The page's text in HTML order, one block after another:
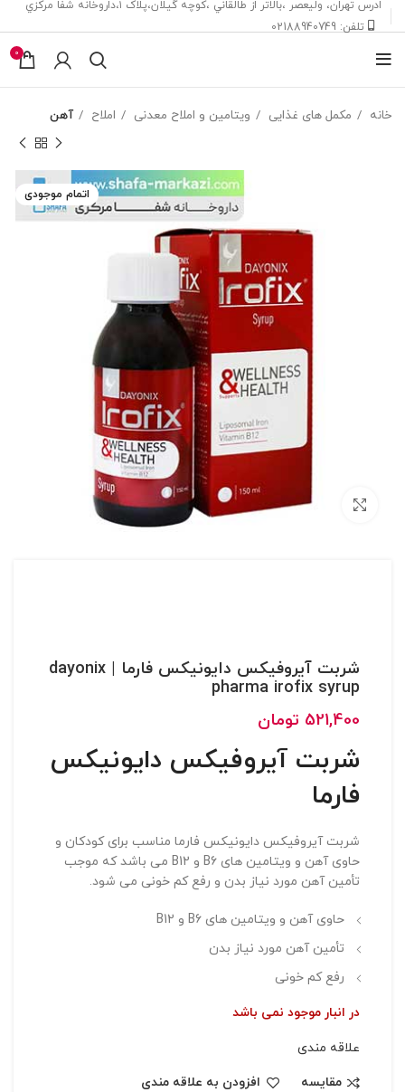
ادرس تهران، ‎وليعصر ،بالاتر از طالقاني ،كوچه گيلان،پلاک ۱،داروخانه شفا مركزي
تلفن: 02188940749
0
خانه مکمل های غذایی ویتامین و املاح معدنی املاح آهن
اتمام موجودی
بزرگنمایی تصویر
شربت آیروفیکس دایونیکس فارما | dayonix
pharma irofix syrup
521,400 تومان
شربت آیروفیکس دایونیکس
فارما
شربت آیروفیکس دایونیکس فارما مناسب برای کودکان و
حاوی آهن و ویتامین های B6 و B12 می باشد که موجب
تأمین آهن مورد نیاز بدن و رفع کم خونی می شود.
حاوی آهن و ویتامین های B6 و B12
تأمین آهن مورد نیاز بدن
رفع کم خونی
در انبار موجود نمی باشد
علاقه مندی
مقایسه
افزودن به علاقه مندی